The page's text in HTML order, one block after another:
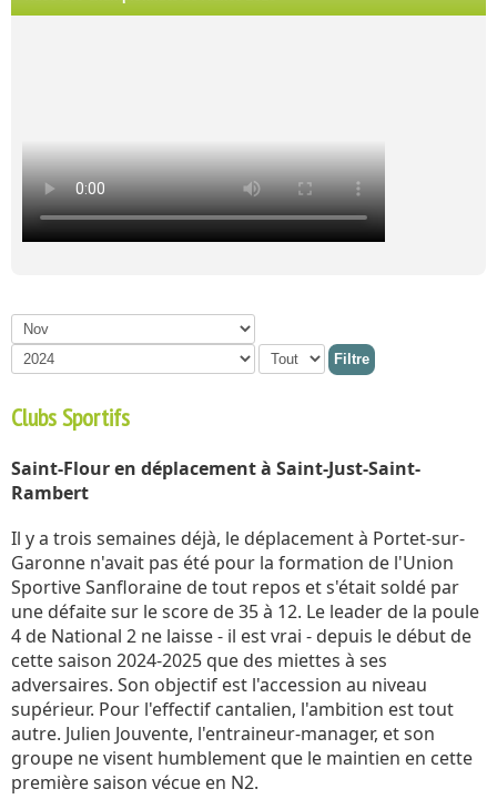
Filtre
Clubs Sportifs
Saint-Flour en déplacement à Saint-Just-Saint-
Rambert
Il y a trois semaines déjà, le déplacement à Portet-sur-
Garonne n'avait pas été pour la formation de l'Union
Sportive Sanfloraine de tout repos et s'était soldé par
une défaite sur le score de 35 à 12. Le leader de la poule
4 de National 2 ne laisse - il est vrai - depuis le début de
cette saison 2024-2025 que des miettes à ses
adversaires. Son objectif est l'accession au niveau
supérieur. Pour l'effectif cantalien, l'ambition est tout
autre. Julien Jouvente, l'entraineur-manager, et son
groupe ne visent humblement que le maintien en cette
première saison vécue en N2.